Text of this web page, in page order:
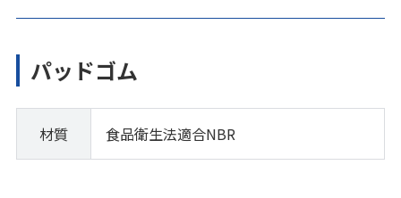
パッドゴム
材質 食品衛生法適合NBR